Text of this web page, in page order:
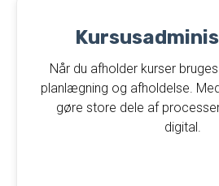
Når du afholder kurser
planlægning og afholdelse.
gøre store dele af
digital.